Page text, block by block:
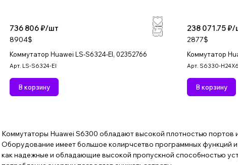
736 806 ₽/шт
8904$
Коммутатор Huawei LS-S6324-EI, 02352766
Арт. LS-S6324-EI
В корзину
238 071.75 ₽/
2877$
Коммутатор
Арт. S6330-
В корзину
Коммутаторы Huawei S6300 обладают высокой плотностью
Оборудование имеет большое колирчсетво программных функций
как надежные и обладающие высокой пропускной способностью